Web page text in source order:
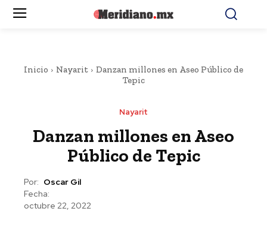
Inicio Nayarit
Danzan millones en Aseo Público de
Tepic
Nayarit
Danzan millones en Aseo
Público de Tepic
Por: Oscar Gil
Fecha:
octubre 22, 2022